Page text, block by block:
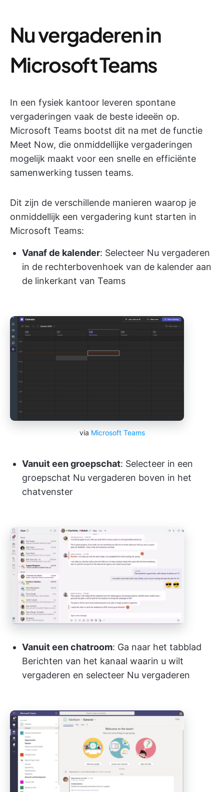
Nu vergaderen in
Microsoft Teams
In een fysiek kantoor leveren spontane
vergaderingen vaak de beste ideeën op.
Microsoft Teams bootst dit na met de functie
Meet Now, die onmiddellijke vergaderingen
mogelijk maakt voor een snelle en efficiënte
samenwerking tussen teams.
Dit zijn de verschillende manieren waarop je
onmiddellijk een vergadering kunt starten in
Microsoft Teams:
Vanaf de kalender: Selecteer Nu vergaderen
in de rechterbovenhoek van de kalender aan
de linkerkant van Teams
via Microsoft Teams
Vanuit een groepschat: Selecteer in een
groepschat Nu vergaderen boven in het
chatvenster
Vanuit een chatroom: Ga naar het tabblad
Berichten van het kanaal waarin u wilt
vergaderen en selecteer Nu vergaderen